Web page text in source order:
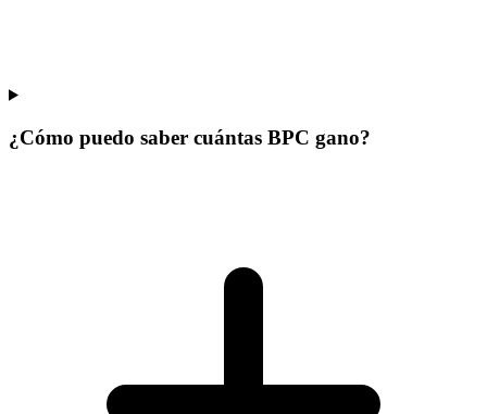
¿Cómo puedo saber cuántas BPC gano?